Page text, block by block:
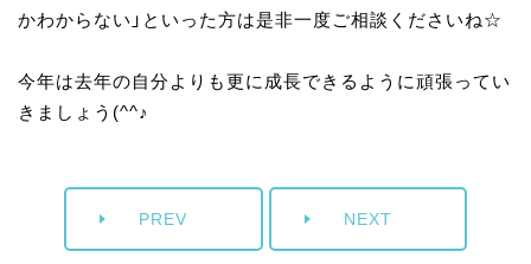
かわからない」といった方は是非一度ご相談くださいね☆
今年は去年の自分よりも更に成長できるように頑張ってい
きましょう(^^♪
PREV NEXT